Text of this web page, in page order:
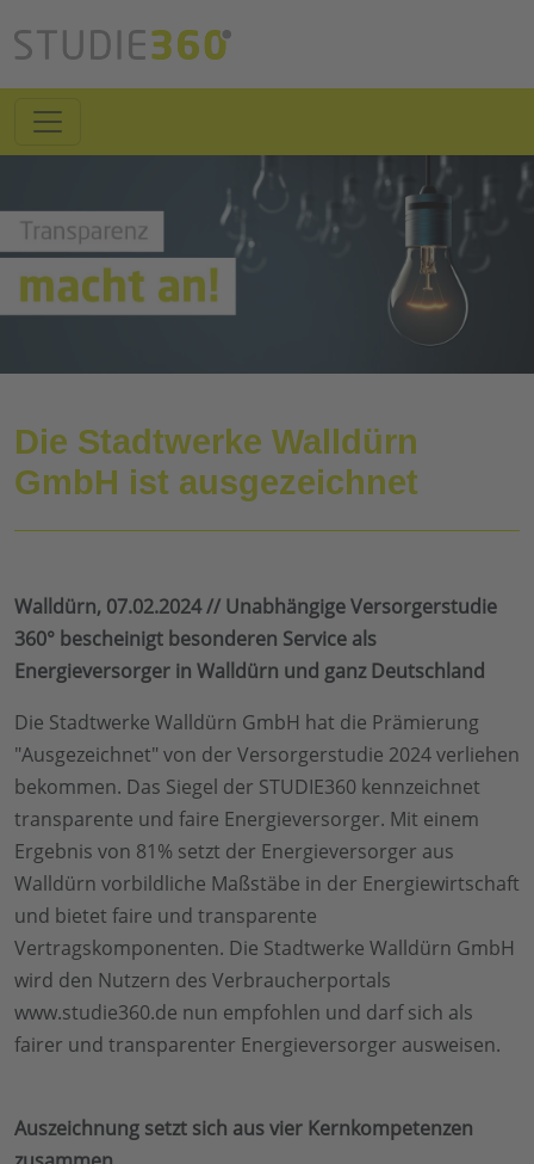
Die Stadtwerke Walldürn
GmbH ist ausgezeichnet
Walldürn, 07.02.2024 // Unabhängige Versorgerstudie
360° bescheinigt besonderen Service als
Energieversorger in Walldürn und ganz Deutschland
Die Stadtwerke Walldürn GmbH hat die Prämierung
"Ausgezeichnet" von der Versorgerstudie 2024 verliehen
bekommen. Das Siegel der STUDIE360 kennzeichnet
transparente und faire Energieversorger. Mit einem
Ergebnis von 81% setzt der Energieversorger aus
Walldürn vorbildliche Maßstäbe in der Energiewirtschaft
und bietet faire und transparente
Vertragskomponenten. Die Stadtwerke Walldürn GmbH
wird den Nutzern des Verbraucherportals
www.studie360.de nun empfohlen und darf sich als
fairer und transparenter Energieversorger ausweisen.
Auszeichnung setzt sich aus vier Kernkompetenzen